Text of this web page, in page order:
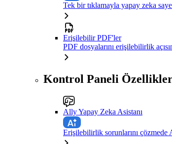
Tek bir tıklamayla yapay zeka
Erişilebilir PDF'ler
PDF dosyalarını erişilebilirlik
Kontrol Paneli
Ally Yapay Zeka Asistanı
Erişilebilirlik sorunlarını çözmede